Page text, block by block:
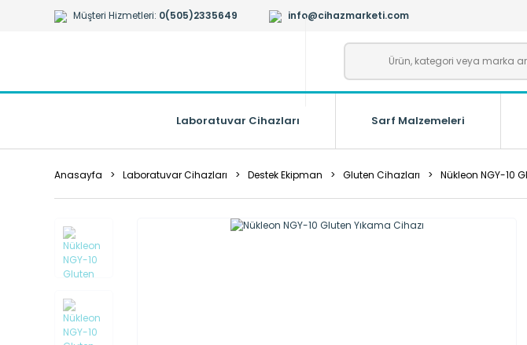
Müşteri Hizmetleri: 0(505)2335649 info@cihazmarketi.com
Laboratuvar Cihazları Sarf Malzemeleri
Anasayfa Laboratuvar Cihazları Destek Ekipman Gluten Cihazları Nükleon NGY-10